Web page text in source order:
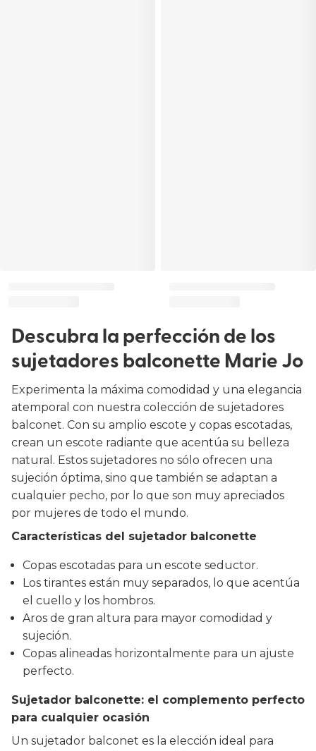
Descubra la perfección de los
sujetadores balconette Marie Jo
Experimenta la máxima comodidad y una elegancia
atemporal con nuestra colección de sujetadores
balconet. Con su amplio escote y copas escotadas,
crean un escote radiante que acentúa su belleza
natural. Estos sujetadores no sólo ofrecen una
sujeción óptima, sino que también se adaptan a
cualquier pecho, por lo que son muy apreciados
por mujeres de todo el mundo.
Características del sujetador balconette
Copas escotadas para un escote seductor.
Los tirantes están muy separados, lo que acentúa
el cuello y los hombros.
Aros de gran altura para mayor comodidad y
sujeción.
Copas alineadas horizontalmente para un ajuste
perfecto.
Sujetador balconette: el complemento perfecto
para cualquier ocasión
Un sujetador balconet es la elección ideal para